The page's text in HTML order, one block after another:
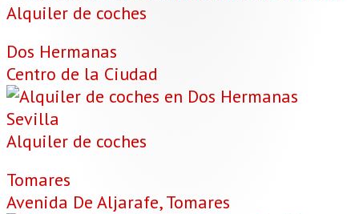
Alquiler de coches
Dos Hermanas
Centro de la Ciudad
Alquiler de coches
Tomares
Avenida De Aljarafe, Tomares